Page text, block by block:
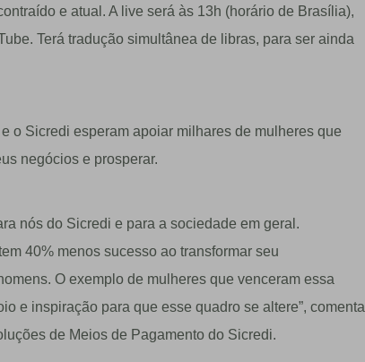
e atual. A live será às 13h (horário de Brasília),
Terá tradução simultânea de libras, para ser ainda
o Sicredi esperam apoiar milhares de mulheres que
negócios e prosperar.
nós do Sicredi e para a sociedade em geral.
40% menos sucesso ao transformar seu
O exemplo de mulheres que venceram essa
e inspiração para que esse quadro se altere”, comenta
de Meios de Pagamento do Sicredi.